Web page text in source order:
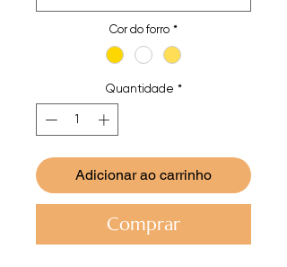
Cor do forro *
Quantidade *
Adicionar ao carrinho
Comprar